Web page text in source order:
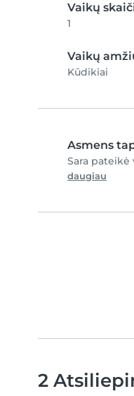
Vaikų
1
Vaikų
Kūdikiai
Asmens
Sara
daugiau
2